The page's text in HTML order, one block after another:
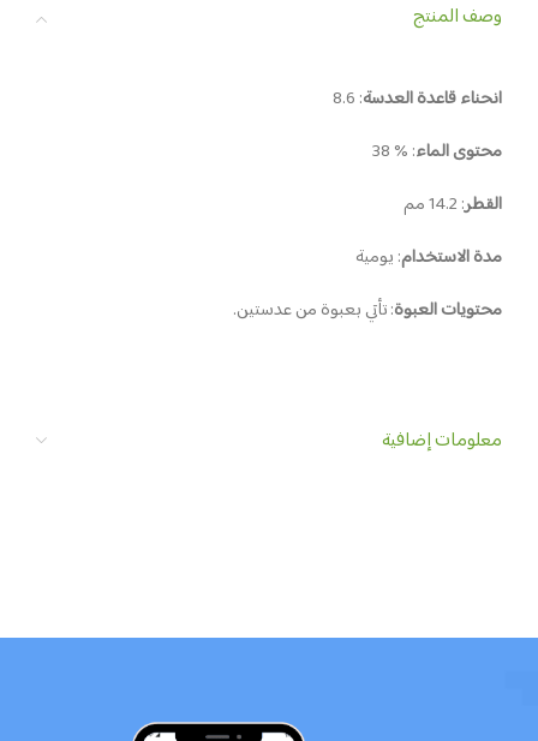
وصف المنتج
انحناء قاعدة العدسة: 8.6
محتوى الماء: % 38
القطر: 14.2 مم
مدة الاستخدام: يومية
محتويات العبوة: تأتي بعبوة من عدستين.
معلومات إضافية